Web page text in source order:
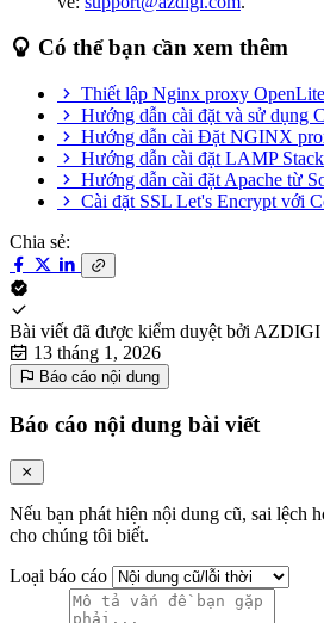
Có thể bạn cần xem thêm
Thiết lập Nginx proxy
Hướng dẫn cài đặt và sử dụng
Hướng dẫn cài Đặt NGINX
Hướng dẫn cài đặt LAMP
Hướng dẫn cài đặt Apache từ
Cài đặt SSL Let's Encrypt với
Chia sẻ:
Bài viết đã được kiểm duyệt bởi AZDIGI
13 tháng 1, 2026
Báo cáo nội dung
Báo cáo nội dung bài viết
Nếu bạn phát hiện nội dung cũ, sai lệch
cho chúng tôi biết.
Loại báo cáo